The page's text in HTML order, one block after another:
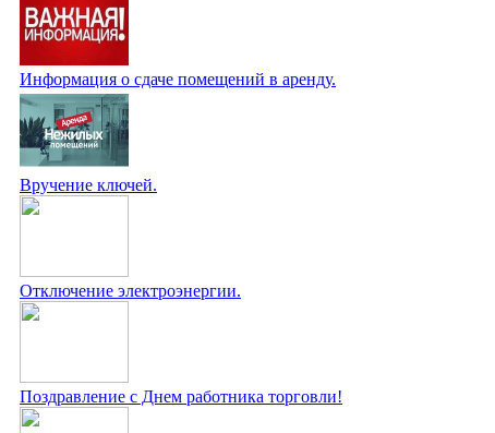
Информация о сдаче помещений в аренду.
Вручение ключей.
Отключение электроэнергии.
Поздравление с Днем работника торговли!